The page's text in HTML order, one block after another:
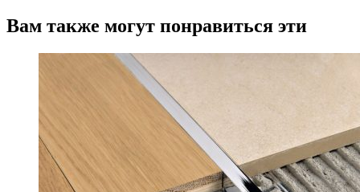
Вам также могут понравиться эти